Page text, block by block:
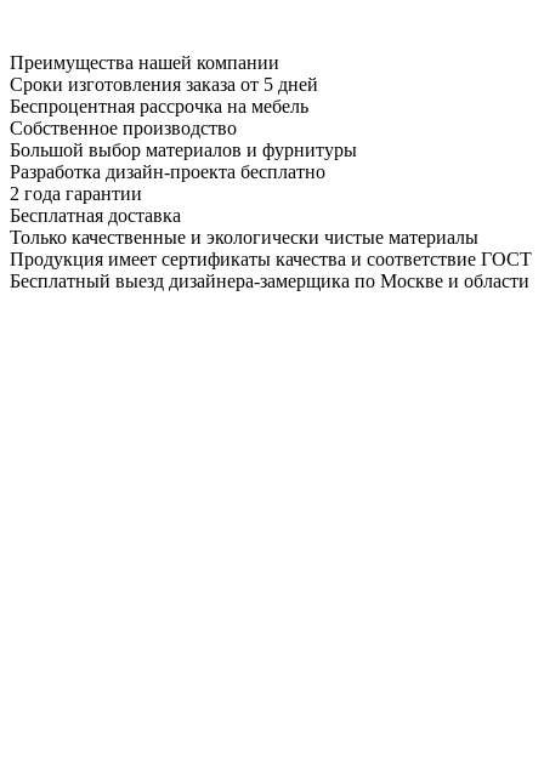
Преимущества нашей компании
Сроки изготовления заказа от 5 дней
Беспроцентная рассрочка на мебель
Собственное производство
Большой выбор материалов и фурнитуры
Разработка дизайн-проекта бесплатно
2 года гарантии
Бесплатная доставка
Только качественные и экологически чистые материалы
Продукция имеет сертификаты качества и соответствие ГОСТ
Бесплатный выезд дизайнера-замерщика по Москве и области